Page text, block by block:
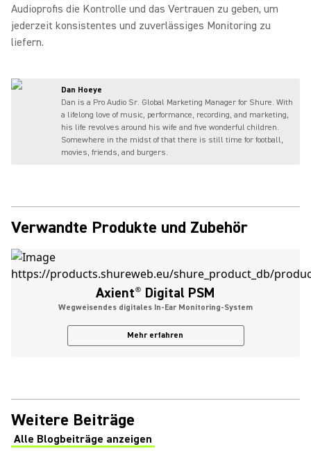
Audioprofis die Kontrolle und das Vertrauen zu geben, um
jederzeit konsistentes und zuverlässiges Monitoring zu
liefern.
Dan Hoeye
Dan is a Pro Audio Sr. Global Marketing Manager for Shure. With
a lifelong love of music, performance, recording, and marketing,
his life revolves around his wife and five wonderful children.
Somewhere in the midst of that there is still time for football,
movies, friends, and burgers.
Verwandte Produkte und Zubehör
Axient® Digital PSM
Wegweisendes digitales In-Ear Monitoring-System
Mehr erfahren
Weitere Beiträge
Alle Blogbeiträge anzeigen
(Opens in a new tab)